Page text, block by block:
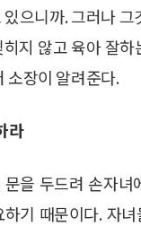
으니까. 그러나
지 않고 육아 잘하
소장이 알려준다.
라
을 두드려 손자
기 때문이다. 자